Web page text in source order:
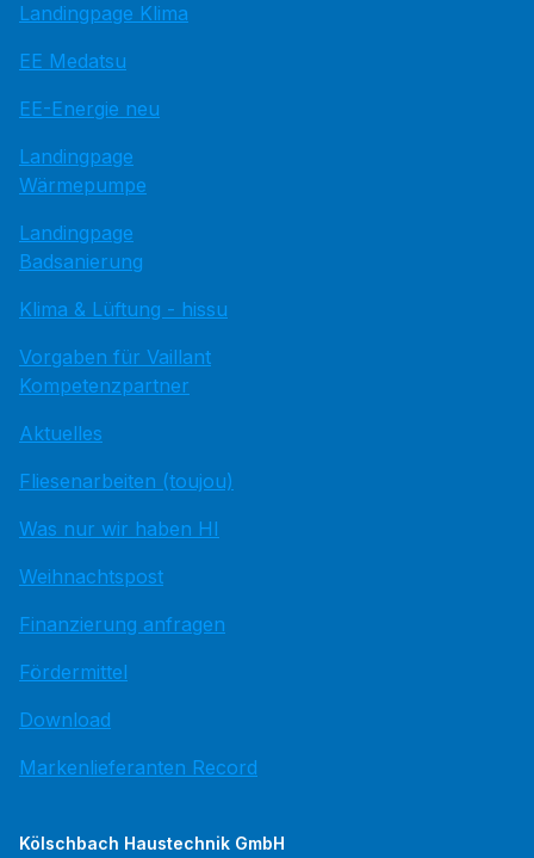
Landingpage Klima
EE Medatsu
EE-Energie neu
Landingpage
Wärmepumpe
Landingpage
Badsanierung
Klima & Lüftung - hissu
Vorgaben für Vaillant
Kompetenzpartner
Aktuelles
Fliesenarbeiten (toujou)
Was nur wir haben HI
Weihnachtspost
Finanzierung anfragen
Fördermittel
Download
Markenlieferanten Record
Kölschbach Haustechnik GmbH